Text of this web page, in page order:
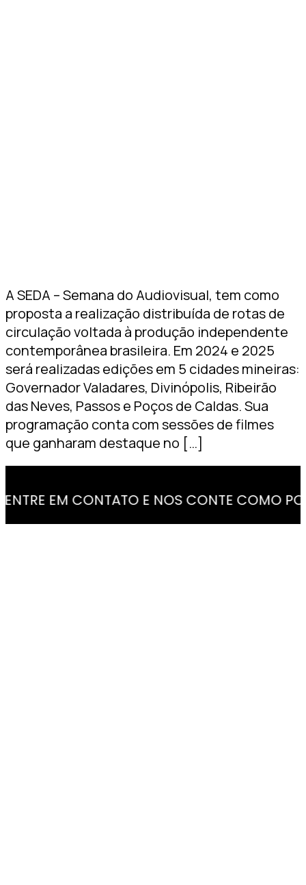
A SEDA – Semana do Audiovisual, tem como
proposta a realização distribuída de rotas de
circulação voltada à produção independente
contemporânea brasileira. Em 2024 e 2025
será realizadas edições em 5 cidades mineiras:
Governador Valadares, Divinópolis, Ribeirão
das Neves, Passos e Poços de Caldas. Sua
programação conta com sessões de filmes
que ganharam destaque no […]
EM CONTATO E NOS CONTE COMO